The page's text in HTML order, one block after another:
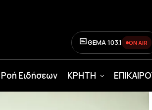
ΘΕΜΑ 103.1 ON AIR
Ροή Ειδήσεων ΚΡΗΤΗ